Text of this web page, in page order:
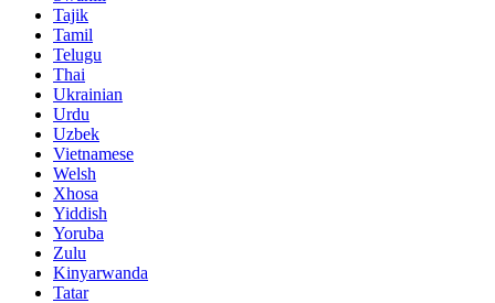
Tajik
Tamil
Telugu
Thai
Ukrainian
Urdu
Uzbek
Vietnamese
Welsh
Xhosa
Yiddish
Yoruba
Zulu
Kinyarwanda
Tatar